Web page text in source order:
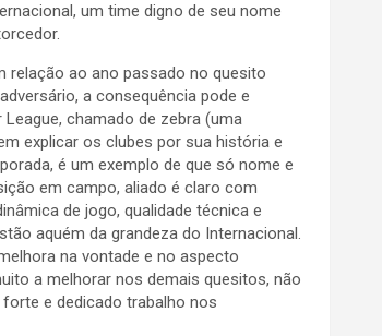
um time digno de seu nome
relação ao ano passado no quesito
a consequência pode e
chamado de zebra (uma
explicar os clubes por sua história e
é um exemplo de que só nome e
em campo, aliado é claro com
de jogo, qualidade técnica e
aquém da grandeza do Internacional.
na vontade e no aspecto
a melhorar nos demais quesitos, não
e dedicado trabalho nos